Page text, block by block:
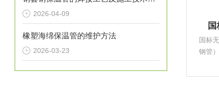
2026-04-09
橡塑海绵保温管的维护方法
2026-03-23
国标
钢管
聚氨